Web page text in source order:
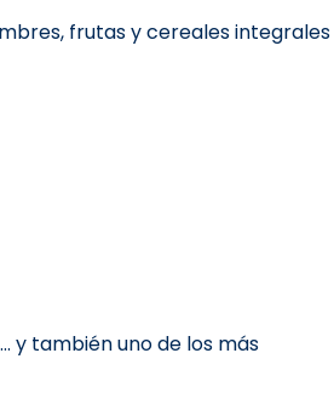
frutas y cereales integrales
y también uno de los más